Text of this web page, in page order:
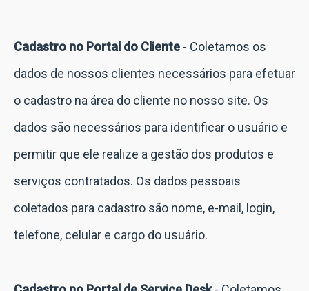
Cadastro no Portal do Cliente - Coletamos os
dados de nossos clientes necessários para efetuar
o cadastro na área do cliente no nosso site. Os
dados são necessários para identificar o usuário e
permitir que ele realize a gestão dos produtos e
serviços contratados. Os dados pessoais
coletados para cadastro são nome, e-mail, login,
telefone, celular e cargo do usuário.